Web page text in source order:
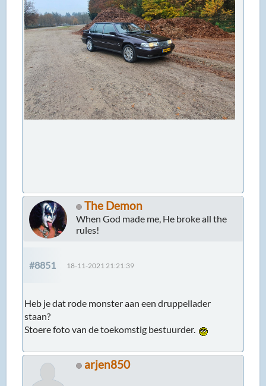
The Demon
When God made me, He broke all the
rules!
#8851 18-11-2021 21:21:39
Heb je dat rode monster aan een druppellader
staan?
Stoere foto van de toekomstig bestuurder.
arjen850